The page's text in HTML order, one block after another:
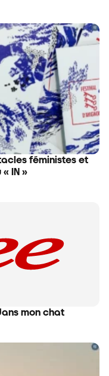
féministes et
IN »
mon chat